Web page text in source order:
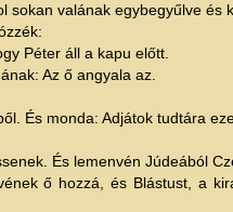
valának egybegyűlve és
Péter áll a kapu előtt.
Az ő angyala az.
És monda: Adjátok tudtára
És lemenvén Júdeából
ő hozzá, és Blástust, a